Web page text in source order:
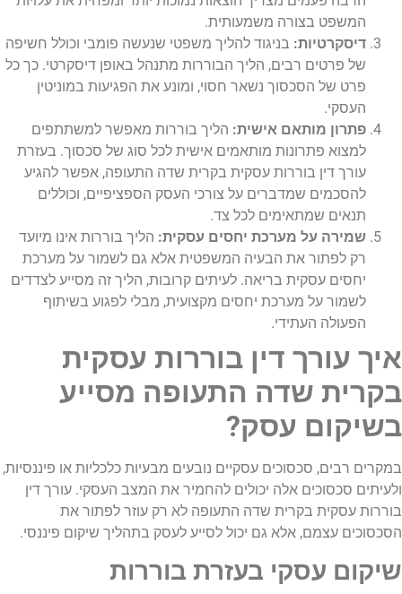
המשפט בצורה משמעותית.
דיסקרטיות: בניגוד להליך משפטי שנעשה פומבי וכולל חשיפה
של פרטים רבים, הליך הבוררות מתנהל באופן דיסקרטי. כך כל
פרט של הסכסוך נשאר חסוי, ומונע את הפגיעות במוניטין
העסקי.
פתרון מותאם אישית: הליך בוררות מאפשר למשתתפים
למצוא פתרונות מותאמים אישית לכל סוג של סכסוך. בעזרת
עורך דין בוררות עסקית בקרית שדה התעופה, אפשר להגיע
להסכמים שמדברים על צורכי העסק הספציפיים, וכוללים
תנאים שמתאימים לכל צד.
שמירה על מערכת יחסים עסקית: הליך בוררות אינו מיועד
רק לפתור את הבעיה המשפטית אלא גם לשמור על מערכת
יחסים עסקית בריאה. לעיתים קרובות, הליך זה מסייע לצדדים
לשמור על מערכת יחסים מקצועית, מבלי לפגוע בשיתוף
הפעולה העתידי.
איך עורך דין בוררות עסקית
בקרית שדה התעופה מסייע
בשיקום עסק?
במקרים רבים, סכסוכים עסקיים נובעים מבעיות כלכליות או פיננסיות,
ולעיתים סכסוכים אלה יכולים להחמיר את המצב העסקי. עורך דין
בוררות עסקית בקרית שדה התעופה לא רק עוזר לפתור את
הסכסוכים עצמם, אלא גם יכול לסייע לעסק בתהליך שיקום פיננסי.
שיקום עסקי בעזרת בוררות